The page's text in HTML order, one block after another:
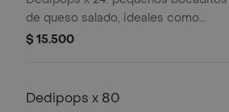
de queso salado, ideales como
pasabocas tipo cóctel. Perfectos
$ 15.500
Dedipops x 80